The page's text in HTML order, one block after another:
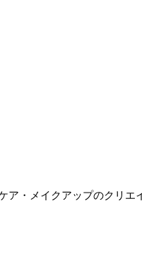
ア・メイクアップのクリエ